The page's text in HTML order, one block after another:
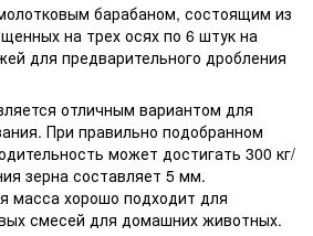
барабаном, состоящим из
на трех осях по 6 штук на
для предварительного дробления
отличным вариантом для
При правильно подобранном
может достигать 300 кг/
зерна составляет 5 мм.
масса хорошо подходит для
смесей для домашних животных.